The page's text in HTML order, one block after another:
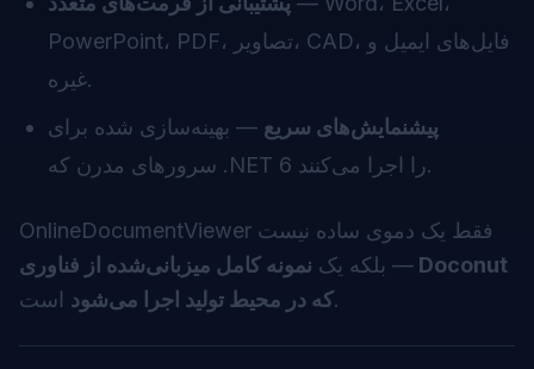
PowerPoint، PDF، تصاویر، CAD، فایل‌های ایمیل و
غیره.
پیشنمایش‌های سریع — بهینه‌سازی شده برای
سرورهای مدرن که .NET 6 را اجرا می‌کنند.
OnlineDocumentViewer فقط یک دموی ساده نیست
— بلکه یک نمونه کامل میزبانی‌شده از فناوری Doconut
که در محیط تولید اجرا می‌شوداست.